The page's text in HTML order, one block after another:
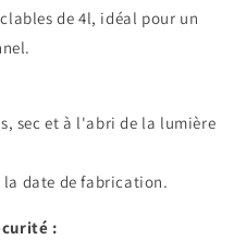
de 4l, idéal pour un
sec et à l'abri de la lumière
la date de fabrication.
: